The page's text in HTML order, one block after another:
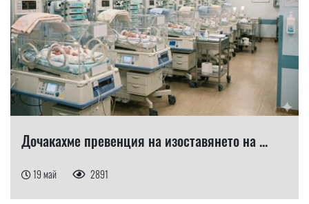
Дочакахме превенция на изоставянето на ...
19 май 2891